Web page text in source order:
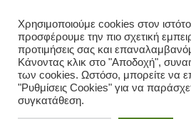
Χρησιμοποιούμε cookies στον
προσφέρουμε την πιο σχετική
προτιμήσεις σας και
Κάνοντας κλικ στο "Αποδοχή",
των cookies. Ωστόσο, μπορείτε να
"Ρυθμίσεις Cookies" για να
συγκατάθεση.